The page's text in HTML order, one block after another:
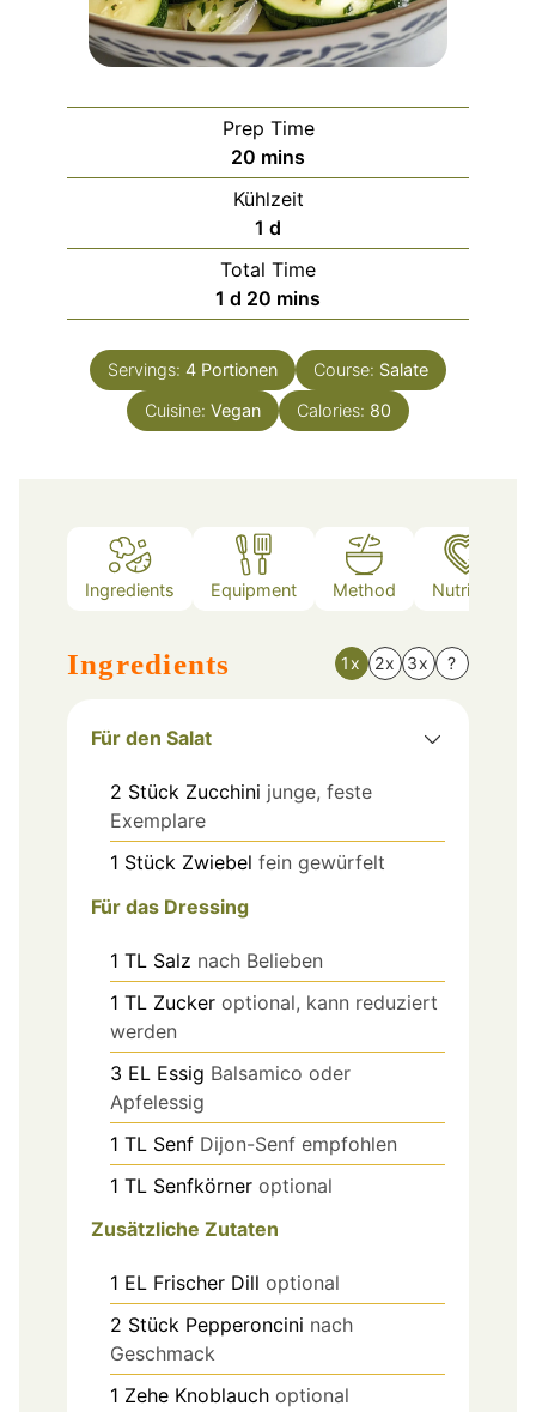
Prep Time
20 minutes
mins
Kühlzeit
1 day
d
Total Time
1 day
d 20 minutes
mins
Servings: 4 Portionen Course: Salate
Cuisine: Vegan Calories: 80
Ingredients Equipment Method Nutrition
Ingredients 1x 2x 3x ?
Für den Salat
2 Stück Zucchini junge, feste
Exemplare
1 Stück Zwiebel fein gewürfelt
Für das Dressing
1 TL Salz nach Belieben
1 TL Zucker optional, kann reduziert
werden
3 EL Essig Balsamico oder
Apfelessig
1 TL Senf Dijon-Senf empfohlen
1 TL Senfkörner optional
Zusätzliche Zutaten
1 EL Frischer Dill optional
2 Stück Pepperoncini nach
Geschmack
1 Zehe Knoblauch optional